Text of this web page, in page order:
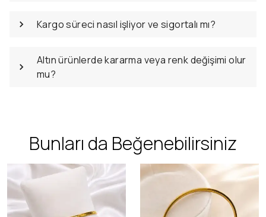
Kargo süreci nasıl işliyor ve sigortalı mı?
Altın ürünlerde kararma veya renk değişimi olur
mu?
Bunları da Beğenebilirsiniz